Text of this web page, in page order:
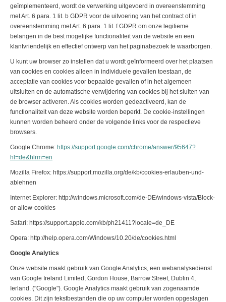
geïmplementeerd, wordt de verwerking uitgevoerd in overeenstemming
met Art. 6 para. 1 lit. b GDPR voor de uitvoering van het contract of in
overeenstemming met Art. 6 para. 1 lit. f GDPR om onze legitieme
belangen in de best mogelijke functionaliteit van de website en een
klantvriendelijk en effectief ontwerp van het paginabezoek te waarborgen.
U kunt uw browser zo instellen dat u wordt geïnformeerd over het plaatsen
van cookies en cookies alleen in individuele gevallen toestaan, de
acceptatie van cookies voor bepaalde gevallen of in het algemeen
uitsluiten en de automatische verwijdering van cookies bij het sluiten van
de browser activeren. Als cookies worden gedeactiveerd, kan de
functionaliteit van deze website worden beperkt. De cookie-instellingen
kunnen worden beheerd onder de volgende links voor de respectieve
browsers.
Google Chrome: https://support.google.com/chrome/answer/95647?
hl=de&hlrm=en
Mozilla Firefox: https://support.mozilla.org/de/kb/cookies-erlauben-und-
ablehnen
Internet Explorer: http://windows.microsoft.com/de-DE/windows-vista/Block-
or-allow-cookies
Safari: https://support.apple.com/kb/ph21411?locale=de_DE
Opera: http://help.opera.com/Windows/10.20/de/cookies.html
Google Analytics
Onze website maakt gebruik van Google Analytics, een webanalysedienst
van Google Ireland Limited, Gordon House, Barrow Street, Dublin 4,
Ierland. ("Google"). Google Analytics maakt gebruik van zogenaamde
cookies. Dit zijn tekstbestanden die op uw computer worden opgeslagen